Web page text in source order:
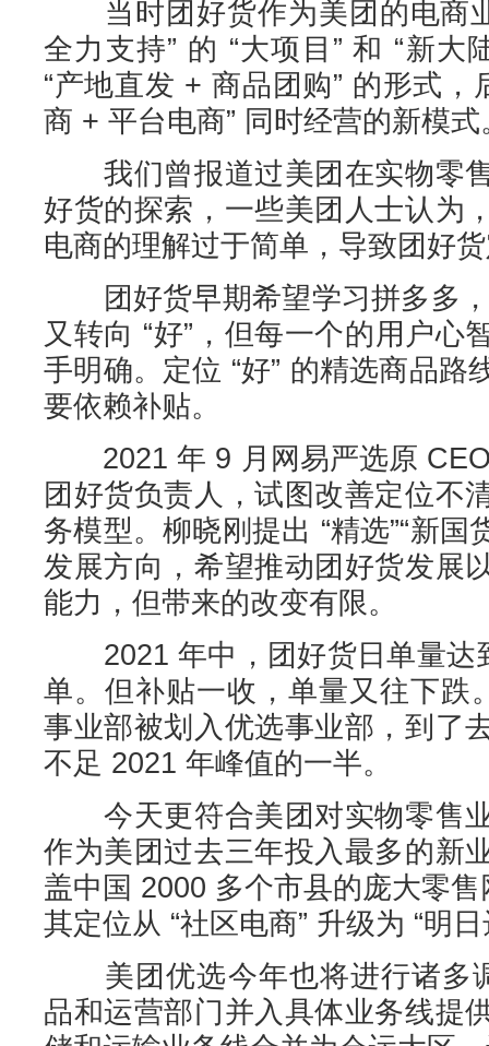
当时团好货作为美团的电商
全力支持” 的 “大项目” 和 “新大
“产地直发 + 商品团购” 的形式，
商 + 平台电商” 同时经营的新模式
我们曾报道过美团在实物零
好货的探索，一些美团人士认为
电商的理解过于简单，导致团好
团好货早期希望学习拼多多，
又转向 “好”，但每一个的用户心
手明确。定位 “好” 的精选商品路
要依赖补贴。
2021 年 9 月网易严选原 CEO
团好货负责人，试图改善定位不
务模型。柳晓刚提出 “精选”“新国
发展方向，希望推动团好货发展
能力，但带来的改变有限。
2021 年中，团好货日单量达
单。但补贴一收，单量又往下跌
事业部被划入优选事业部，到了
不足 2021 年峰值的一半。
今天更符合美团对实物零售
作为美团过去三年投入最多的新
盖中国 2000 多个市县的庞大零
其定位从 “社区电商” 升级为 “明
美团优选今年也将进行诸多
品和运营部门并入具体业务线提